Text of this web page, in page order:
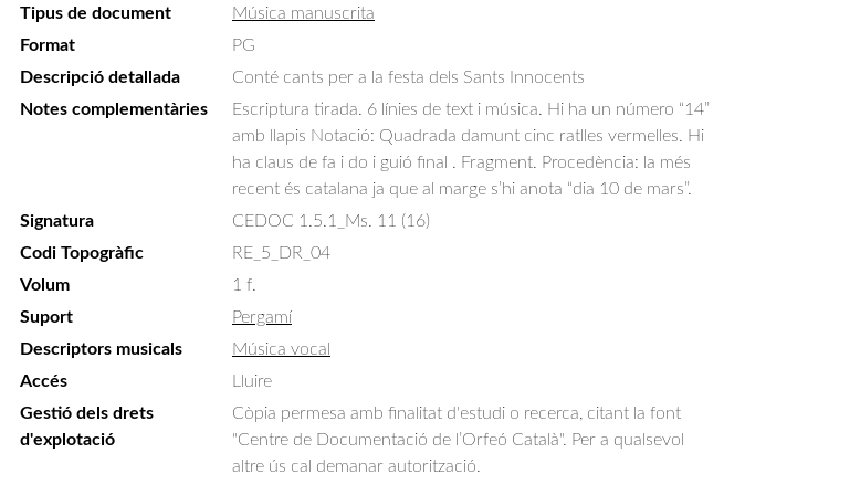
Tipus de document
Música manuscrita
Format
PG
Descripció detallada
Conté cants per a la festa dels Sants Innocents
Notes complementàries
Escriptura tirada. 6 línies de text i música. Hi ha un número “14”
amb llapis Notació: Quadrada damunt cinc ratlles vermelles. Hi
ha claus de fa i do i guió final . Fragment. Procedència: la més
recent és catalana ja que al marge s’hi anota “dia 10 de mars”.
Signatura
CEDOC 1.5.1_Ms. 11 (16)
Codi Topogràfic
RE_5_DR_04
Volum
1 f.
Suport
Pergamí
Descriptors musicals
Música vocal
Accés
Lluire
Gestió dels drets
d'explotació
Còpia permesa amb finalitat d'estudi o recerca, citant la font
"Centre de Documentació de l’Orfeó Català". Per a qualsevol
altre ús cal demanar autorització.